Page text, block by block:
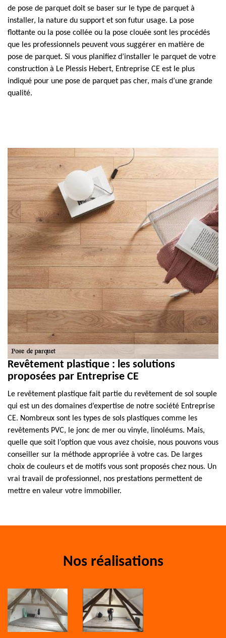
de pose de parquet doit se baser sur le type de parquet à
installer, la nature du support et son futur usage. La pose
flottante ou la pose collée ou la pose clouée sont les procédés
que les professionnels peuvent vous suggérer en matière de
pose de parquet. Si vous planifiez d’installer le parquet de votre
construction à Le Plessis Hebert, Entreprise CE est le plus
indiqué pour une pose de parquet pas cher, mais d’une grande
qualité.
Revêtement plastique : les solutions
proposées par Entreprise CE
Le revêtement plastique fait partie du revêtement de sol souple
qui est un des domaines d’expertise de notre société Entreprise
CE. Nombreux sont les types de sols plastiques comme les
revêtements PVC, le jonc de mer ou vinyle, linoléums. Mais,
quelle que soit l’option que vous avez choisie, nous pouvons vous
conseiller sur la méthode appropriée à votre cas. De larges
choix de couleurs et de motifs vous sont proposés chez nous. Un
vrai travail de professionnel, nos prestations permettent de
mettre en valeur votre immobilier.
Nos réalisations